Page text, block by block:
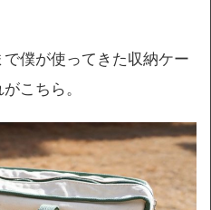
僕が使ってきた収納ケー
こちら。